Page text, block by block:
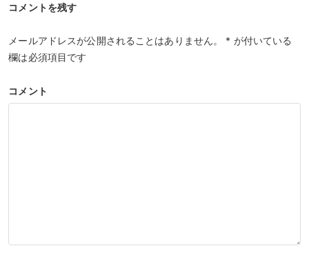
コメントを残す
メールアドレスが公開されることはありません。 * が付いている
欄は必須項目です
コメント